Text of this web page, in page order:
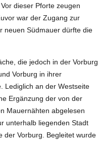
dieser Pforte zeugen
war der Zugang zur
neuen Südmauer dürfte die
die jedoch in der Vorburg
Vorburg in ihrer
Lediglich an der Westseite
Ergänzung der von der
Mauernähten abgelesen
unterhalb liegenden Stadt
der Vorburg. Begleitet wurde